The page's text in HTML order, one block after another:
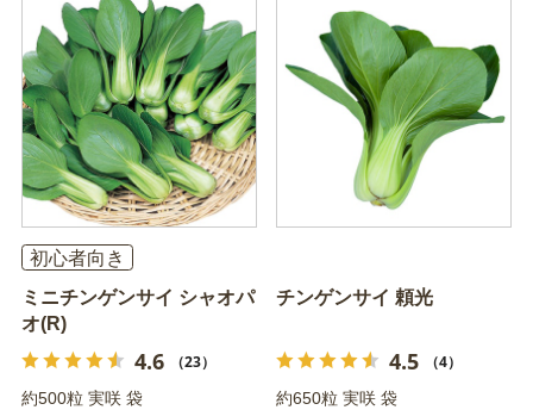
初心者向き
ミニチンゲンサイ シャオパ
オ(R)
4.6 （23）
約500粒 実咲 袋
チンゲンサイ 頼光
4.5 （4）
約650粒 実咲 袋